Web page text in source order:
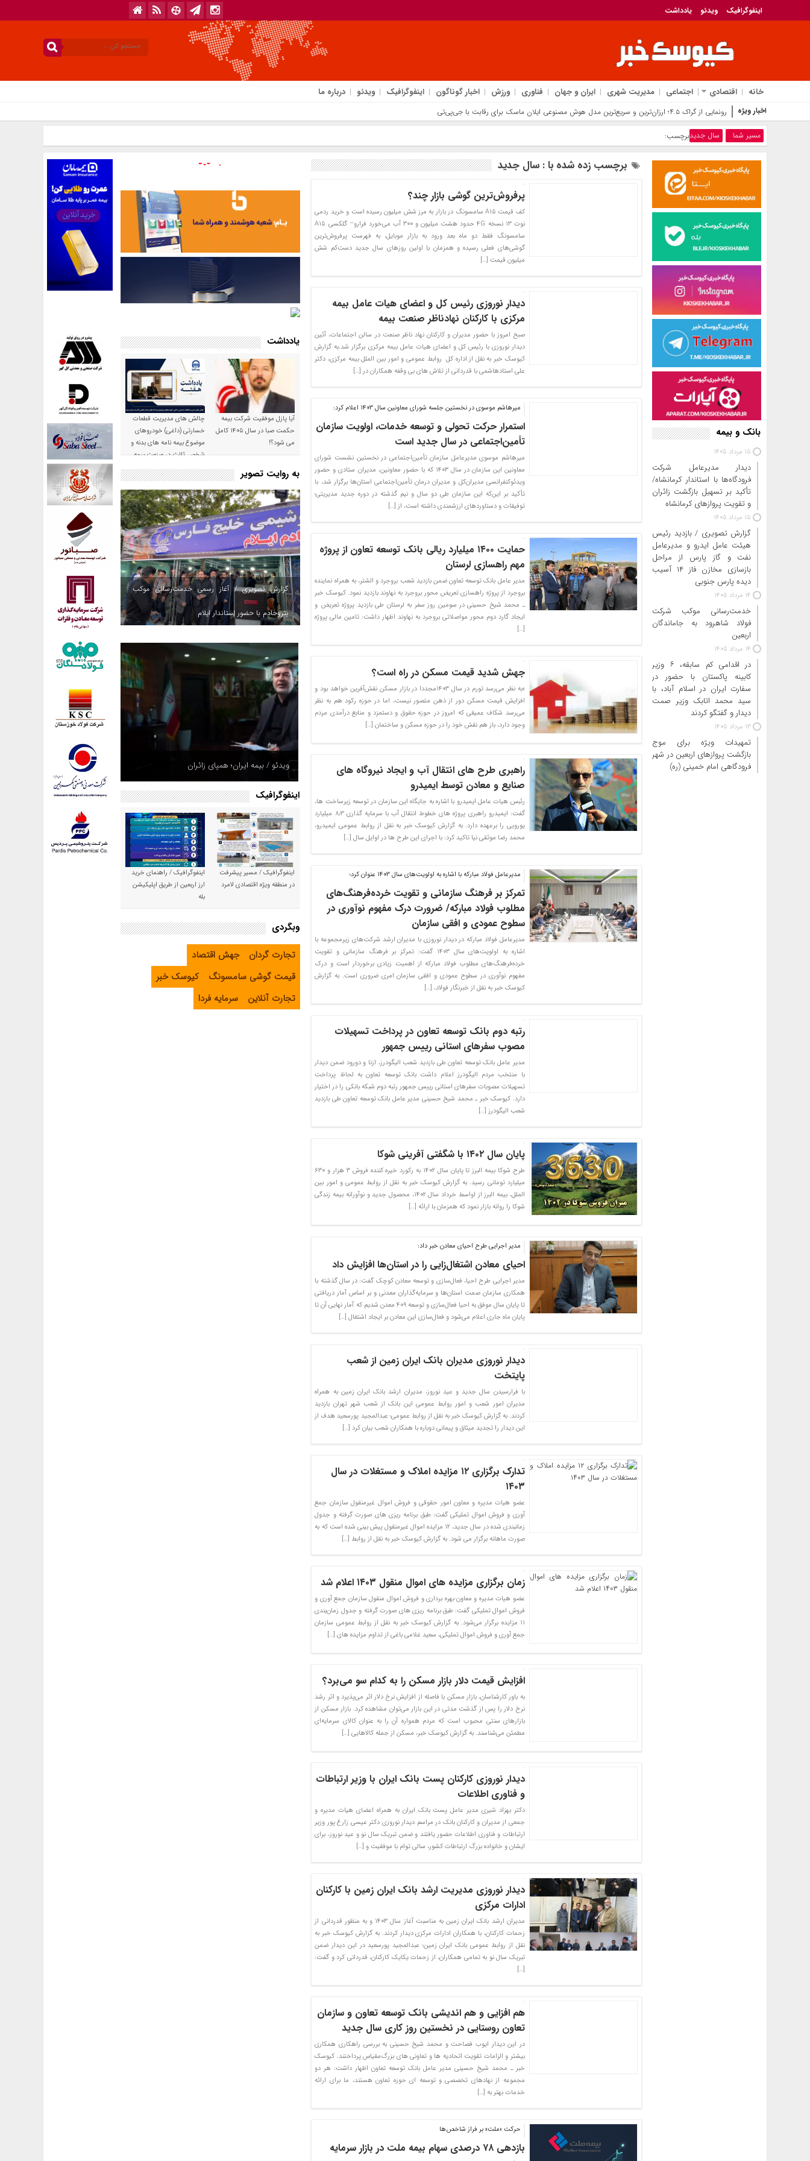
اینفوگرافیک ویدئو یادداشت
خانه اقتصادی اجتماعی مدیریت شهری ایران و جهان فناوری ورزش اخبار گوناگون اینفوگرافیک ویدئو درباره ما
اخبار ویژه رونمایی از گراک ۴.۵؛ ارزان‌ترین و سریع‌ترین مدل هوش مصنوعی ایلان ماسک برای رقابت با جی‌پی‌تی
مسیر شما برچسب:سال جدید
بانک و بیمه
15 مرداد 1405
دیدار مدیرعامل شرکت
فرودگاه‌ها با استاندار کرمانشاه/
تأکید بر تسهیل بازگشت زائران
و تقویت پروازهای کرمانشاه
15 مرداد 1405
گزارش تصویری / بازدید رئیس
هیئت عامل ایدرو و مدیرعامل
نفت و گاز پارس از مراحل
بازسازی مخازن فاز ۱۴ آسیب
دیده پارس جنوبی
14 مرداد 1405
خدمت‌رسانی موکب شرکت
فولاد شاهرود به جاماندگان
اربعین
14 مرداد 1405
در اقدامی کم سابقه، ۶ وزیر
کابینه پاکستان با حضور در
سفارت ایران در اسلام آباد، با
سید محمد اتابک وزیر صمت
دیدار و گفتگو کردند
13 مرداد 1405
تمهیدات ویژه برای موج
بازگشت پروازهای اربعین در شهر
فرودگاهی امام خمینی (ره)
برچسب زده شده با : سال جدید
پرفروش‌ترین گوشی بازار چند؟
کف قیمت A15 سامسونگ در بازار به مرز شش میلیون رسیده است و خرید ردمی
نوت ۱۳ نسخه ۴G حدود هشت میلیون و ۳۰۰ آب می‌خورد فرارو– گلکسی A15
سامسونگ فقط دو ماه بعد ورود به بازار موبایل، به فهرست پرفروش‌ترین
گوشی‌های فعلی رسیده و همزمان با اولین روز‌های سال جدید دست‌کم شش
میلیون قیمت […]
دیدار نوروزی رئیس کل و اعضای هیات عامل بیمه
مرکزی با کارکنان نهادناظر صنعت بیمه
صبح امروز با حضور مدیران و کارکنان نهاد ناظر صنعت در سالن اجتماعات، آئین
دیدار نوروزی با رئیس کل و اعضای هیات عامل بیمه مرکزی برگزار شد.به گزارش
کیوسک خبر به نقل از اداره کل روابط عمومی و امور بین الملل بیمه مرکزی، دکتر
علی استادهاشمی با قدردانی از تلاش های بی وقفه همکاران در […]
میرهاشم موسوی در نخستین جلسه شورای معاونین سال 1403 اعلام کرد:
استمرار حرکت تحولی و توسعه خدمات، اولویت سازمان
تأمین‌اجتماعی در سال جدید است
میرهاشم موسوی مدیرعامل سازمان تأمین‌اجتماعی در نخستین نشست شورای
معاونین این سازمان در سال ۱۴۰۳ که با حضور معاونین، مدیران ستادی و حضور
ویدئوکنفرانسی مدیران‌کل و مدیران درمان تأمین‌اجتماعی استان‌ها برگزار شد، با
تأکید بر این‌که این سازمان طی دو سال و نیم گذشته در دوره جدید مدیریتی؛
توفیقات و دستاوردهای ارزشمندی داشته است، از […]
حمایت ۱۴۰۰ میلیارد ریالی بانک توسعه تعاون از پروژه
مهم راهسازی لرستان
مدیر عامل بانک توسعه تعاون ضمن بازدید شعب بروجرد و الشتر، به همراه نماینده
بروجرد از پروژه راهسازی تعریض محور بروجرد به نهاوند بازدید نمود. کیوسک خبر
ـ محمد شیخ حسینی در سومین روز سفر به لرستان طی بازدید پروژه تعریض و
ایجاد گارد دوم محور مواصلاتی بروجرد به نهاوند اظهار داشت: تامین مالی پروژه
[…]
جهش شدید قیمت مسکن در راه است؟
«به نظر می‌رسد تورم در سال ۱۴۰۳مجددا در بازار مسکن نقش‌آفرین خواهد بود و
افزایش قیمت مسکن دور از ذهن متصور نیست، اما در حوزه رکود هم به نظر
می‌رسد شکاف عمیقی که امروز در حوزه حقوق و دستمزد و منابع درآمدی مردم
وجود دارد، باز هم نقش خود را در حوزه مسکن و ساختمان […]
راهبری طرح های انتقال آب و ایجاد نیروگاه های
صنایع و معادن توسط ایمیدرو
رئبس هیات عامل ایمیدرو با اشاره به جایگاه این سازمان در توسعه زیرساخت ها،
گفت: ایمیدرو راهبری پروژه های خطوط انتقال آب با سرمایه گذاری ۸٫۳ میلیارد
یورویی را برعهده دارد. به گزارش کیوسک خبر به نقل از روابط عمومی ایمیدرو،
محمد رضا موثقی نیا تاکید کرد: با اجرای این طرح ها در اوایل سال […]
مدیرعامل فولاد مبارکه با اشاره به اولویت‌های سال 1403 عنوان کرد؛
تمرکز بر فرهنگ سازمانی و تقویت خرده‌فرهنگ‌های
مطلوب فولاد مبارکه/ ضرورت درک مفهوم نوآوری در
سطوح عمودی و افقی سازمان
مدیرعامل فولاد مبارکه در دیدار نوروزی با مدیران ارشد شرکت‌های زیرمجموعه با
اشاره به اولویت‌های سال ۱۴۰۳ گفت: تمرکز بر فرهنگ سازمانی و تقویت
خرده‌فرهنگ‌های مطلوب فولاد مبارکه از اهمیت زیادی برخوردار است و درک
مفهوم نوآوری در سطوح عمودی و افقی سازمان امری ضروری است. به گزارش
کیوسک خبر به نقل از خبرنگار فولاد، […]
رتبه دوم بانک توسعه تعاون در پرداخت تسهیلات
مصوب سفرهای استانی رییس جمهور
مدیر عامل بانک توسعه تعاون طی بازدید شعب الیگودرز، ازنا و دورود ضمن دیدار
با منتخب مردم الیگودرز اعلام داشت بانک توسعه تعاون به لحاظ پرداخت
تسهیلات مصوبات سفرهای استانی رییس جمهور رتبه دوم شبکه بانکی را در اختیار
دارد. کیوسک خبر ـ محمد شیخ حسینی مدیر عامل بانک توسعه تعاون طی بازدید
شعب الیگودرز […]
پایان سال ۱۴۰۲ با شگفتی آفرینی شوکا
طرح شوکا بیمه البرز تا پایان سال ۱۴۰۲ به رکورد خیره کننده فروش ۳ هزار و ۶۳۰
میلیارد تومانی رسید. به گزارش کیوسک خبر به نقل از روابط عمومی و امور بین
الملل، بیمه البرز از اواسط خرداد سال ۱۴۰۲، محصول جدید و نوآورانه بیمه زندگی
شوکا را روانه بازار نمود که همزمان با ارائه […]
مدیر اجرایی طرح احیای معادن خبر داد:
احیای معادن اشتغال‌زایی را در استان‌ها افزایش داد
مدیر اجرایی طرح احیا، فعال‌سازی و توسعه معادن کوچک گفت: در سال گذشته با
همکاری سازمان صمت استان‌ها و سرمایه‌گذاران معدنی و بر اساس آمار دریافتی
تا پایان سال موفق به احیا فعال‌سازی و توسعه ۴۰۹ معدن شدیم که آمار نهایی آن تا
پایان ماه جاری اعلام می‌شود و فعال‌سازی این معادن بر ایجاد اشتغال […]
دیدار نوروزی مدیران بانک ایران زمین از شعب
پایتخت
با فرارسیدن سال جدید و عید نوروز، مدیران ارشد بانک ایران زمین به همراه
مدیران امور شعب و امور روابط عمومی این بانک از شعب شهر تهران بازدید
کردند. به گزارش کیوسک خبر به نقل از روابط عمومی؛ عبدالمجید پورسعید هدف از
این دیدار را تجدید میثاق و پیمانی دوباره با همکاران شعب بیان کرد […]
تدارک برگزاری ۱۲ مزایده املاک و مستغلات در سال
۱۴۰۳
عضو هیات مدیره و معاون امور حقوقی و فروش اموال غیرمنقول سازمان جمع
آوری و فروش اموال تملیکی گفت: طبق برنامه ریزی های صورت گرفته و جدول
زمانبندی شده در سال جدید، ۱۲ مزایده اموال غیرمنقول پیش بینی شده است که به
صورت ماهانه برگزار می شود. به گزارش کیوسک خبر به نقل از روابط […]
زمان‌ برگزاری مزایده های اموال منقول ۱۴۰۳ اعلام شد
عضو هیات مدیره و معاون بهره برداری و فروش اموال منقول سازمان جمع آوری و
فروش اموال تملیکی گفت: طبق برنامه ریزی های صورت گرفته و جدول زمان‌بندی
۱۱ مزایده برگزار می‌شود. به گزارش کیوسک خبر به نقل از روابط عمومی سازمان
جمع آوری و فروش اموال تملیکی، سعید غلامی باغی از تداوم مزایده های […]
افزایش قیمت دلار بازار مسکن را به کدام سو می‌برد؟
به باور کارشناسان، بازار مسکن با فاصله از افزایش نرخ دلار اثر می‌پذیرد و اثر رشد
نرخ دلار را پس از گذشت مدتی در این بازار می‌توان مشاهده کرد. بازار مسکن از
بازار‌های سنتی محبوب است که مردم همواره آن را به عنوان کالای سرمایه‌ای
مطمئن می‌شناسند. به گزارش کیوسک خبر، مسکن از جمله کالا‌هایی […]
دیدار نوروزی کارکنان پست بانک ایران با وزیر ارتباطات
و فناوری اطلاعات
دکتر بهزاد شیری مدیر عامل پست بانک ایران به همراه اعضای هیات مدیره و
جمعی از مدیران و کارکنان بانک در مراسم دیدار نوروزی دکتر عیسی زارع پور وزیر
ارتباطات و فناوری اطلاعات حضور یافتند و ضمن تبریک سال نو و عید نوروز، برای
ایشان و خانواده بزرگ ارتباطات کشور، سالی توام با موفقیت و […]
دیدار نوروزی مدیریت ارشد بانک ایران زمین با کارکنان
ادارات مرکزی
مدیران ارشد بانک ایران زمین به مناسبت آغاز سال ۱۴۰۳ و به منظور قدردانی از
زحمات کارکنان، با همکاران ادارات مرکزی دیدار کردند. به گزارش کیوسک خبر به
نقل از روابط عمومی بانک ایران زمین؛ عبدالمجید پورسعید در این دیدار ضمن
تبریک سال نو به تمامی همکاران، از زحمات یکایک کارکنان، قدردانی کرد و گفت:
[…]
هم افزایی و هم اندیشی بانک توسعه تعاون و سازمان
تعاون روستایی در نخستین روز کاری سال جدید
در این دیدار ایوب فصاحت و محمد شیخ حسینی به بررسی راهکاری همکاری
بیشتر و الزامات تقویت اتحادیه ها و تعاونی های بزرگ‌مقیاس پرداختند. کیوسک
خبر ـ محمد شیخ حسینی مدیر عامل بانک توسعه تعاون اظهار داشت: هر دو
مجموعه از نهادهای تخصصی و توسعه ای حوزه تعاون هستند، ما برای ارائه
خدمات بهتر به […]
حرکت «ملت» بر فراز شاخص‌ها
بازدهی ۷۸ درصدی سهام بیمه ملت در بازار سرمایه
یادداشت
آیا پازل موفقیت شرکت بیمه
حکمت صبا در سال ۱۴۰۵ کامل
می شود؟!
چالش های مدیریت قطعات
خسارتی (داغی) خودروهای
موضوع بیمه نامه های بدنه و
شخص ثالث در صنعت بیمه
به روایت تصویر
گزارش تصویری / آغاز رسمی خدمت‌رسانی موکب
پتروخادم با حضور استاندار ایلام
ویدئو / بیمه ایران؛ همپای زائران
حمله پهپادی به مقر تروریست‌ها در شمال عراق؛
انفجارهای مهیب در اربیل و سلیمانیه + ویدئو
اینفوگرافیک
اینفوگرافیک / مسیر پیشرفت
در منطقه ویژه اقتصادی لامرد
اینفوگرافیک / راهنمای خرید
ارز اربعین از طریق اپلیکیشن
بله
وبگردی
تجارت گردان
جهش اقتصاد
قیمت گوشی سامسونگ
کیوسک خبر
تجارت آنلاین
سرمایه فردا